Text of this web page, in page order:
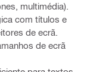
multimédia).
com títulos e
de ecrã.
de ecrã